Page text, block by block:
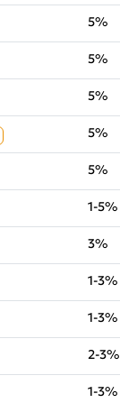
5%
5%
5%
5%
5%
1-5%
3%
1-3%
1-3%
2-3%
1-3%